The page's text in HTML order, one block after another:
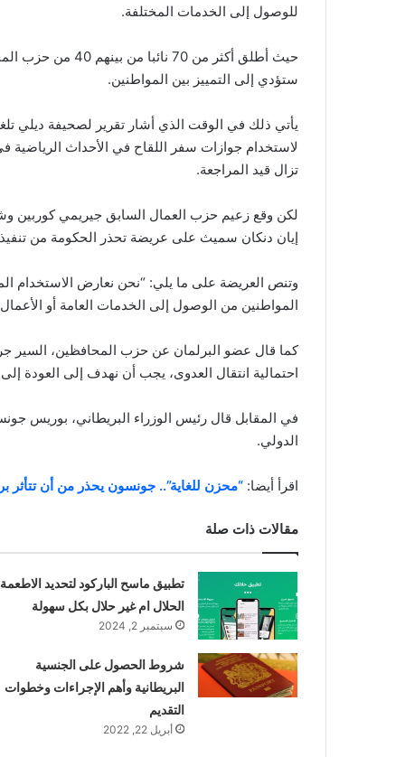
للوصول إلى الخدمات المختلفة.
حيث أطلق أكثر من
ستؤدي إلى التمييز بين المواطنين.
يأتي ذلك في الوقت الذي أشار تقرير لصحيفة ديلي
لاستخدام جوازات سفر اللقاح في الأحداث
تزال قيد المراجعة.
لكن وقع زعيم حزب العمال السابق جيريمي كوربين
إيان دنكان سميث على عريضة تحذر الحكومة من
وتنص العريضة على ما يلي: “نحن نعارض الاستخدام
المواطنين من الوصول إلى الخدمات العامة أو الأعمال
كما قال عضو البرلمان عن حزب المحافظين، السير
احتمالية انتقال العدوى، يجب أن نهدف إلى العودة
في المقابل قال رئيس الوزراء البريطاني، بوريس
الدولي.
اقرأ أيضا: “محزن للغاية”.. جونسون يحذر من أن تتأثر
مقالات ذات صلة
تطبيق ماسح الباركود لتحديد الاطعمة
الحلال ام غير حلال بكل سهولة
سبتمبر 2, 2024
شروط الحصول على الجنسية
البريطانية وأهم الإجراءات وخطوات
التقديم
أبريل 22, 2022